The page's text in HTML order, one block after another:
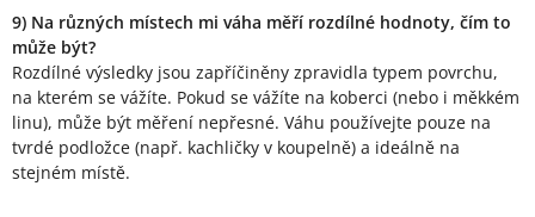
9) Na různých místech mi váha měří rozdílné hodnoty, čím to
může být?
Rozdílné výsledky jsou zapříčiněny zpravidla typem povrchu,
na kterém se vážíte. Pokud se vážíte na koberci (nebo i měkkém
linu), může být měření nepřesné. Váhu používejte pouze na
tvrdé podložce (např. kachličky v koupelně) a ideálně na
stejném místě.